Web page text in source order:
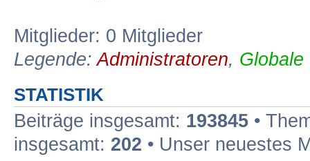
Mitglieder: 0 Mitglieder
Legende:Administratoren, Globale
STATISTIK
Beiträge insgesamt: 193845 •
insgesamt: 202 • Unser neuestes